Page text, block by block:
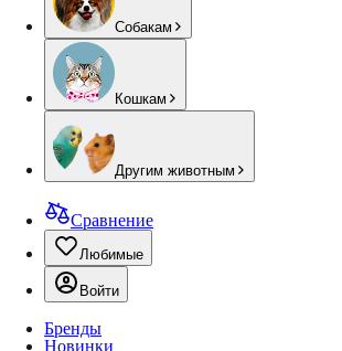
Собакам
Кошкам
Другим животным
Сравнение
Любимые
Войти
Бренды
Новинки